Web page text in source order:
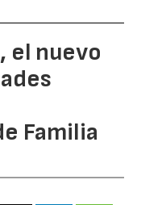
el nuevo
Familia